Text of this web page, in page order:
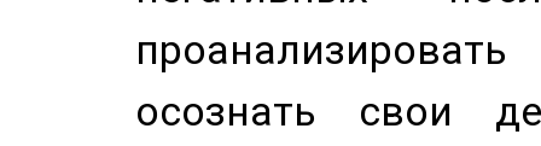
осознать свои